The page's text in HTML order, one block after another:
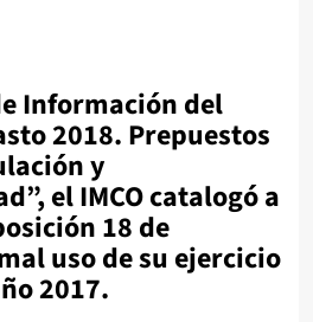
Información del
2018. Prepuestos
y
el IMCO catalogó a
18 de
uso de su ejercicio
2017.